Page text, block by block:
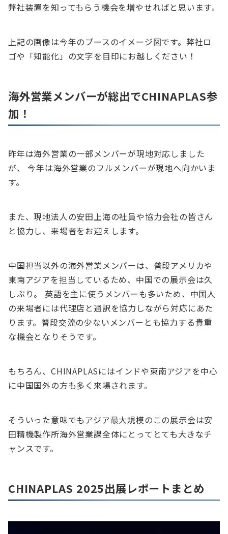
弊社装置を知ってもらう機会を増やせればと思います。
上記の画像は今年のブースのイメージ図です。弊社ロ
ゴや「知能化」の文字を目印にお越しください！
海外営業メンバーが総出でCHINAPLAS参
加！
昨年は海外営業の一部メンバーが現地対応しました
が、 今年は海外営業のフルメンバーが現地へ向かいま
す。
また、現地法人の安田上海の社員や協力会社の皆さん
と協力し、来場者をお迎えします。
中国担当以外の海外営業メンバーは、普段アメリカや
東南アジアを担当しているため、中国での展示会は久
しぶり。 英語を主に使うメンバーも多いため、中国人
の来場者には代理店と通訳を協力しながら対応にあた
ります。普段交流の少ないメンバーとも協力する貴重
な機会となりそうです。
もちろん、CHINAPLASにはインドや東南アジアを中心
に中国国外の方も多く来場されます。
そういった意味でもアジア最大規模のこの展示会は安
田精機製作所海外営業課全体にとってとても大きなチ
ャンスです。
CHINAPLAS 2025出展レポートまとめ